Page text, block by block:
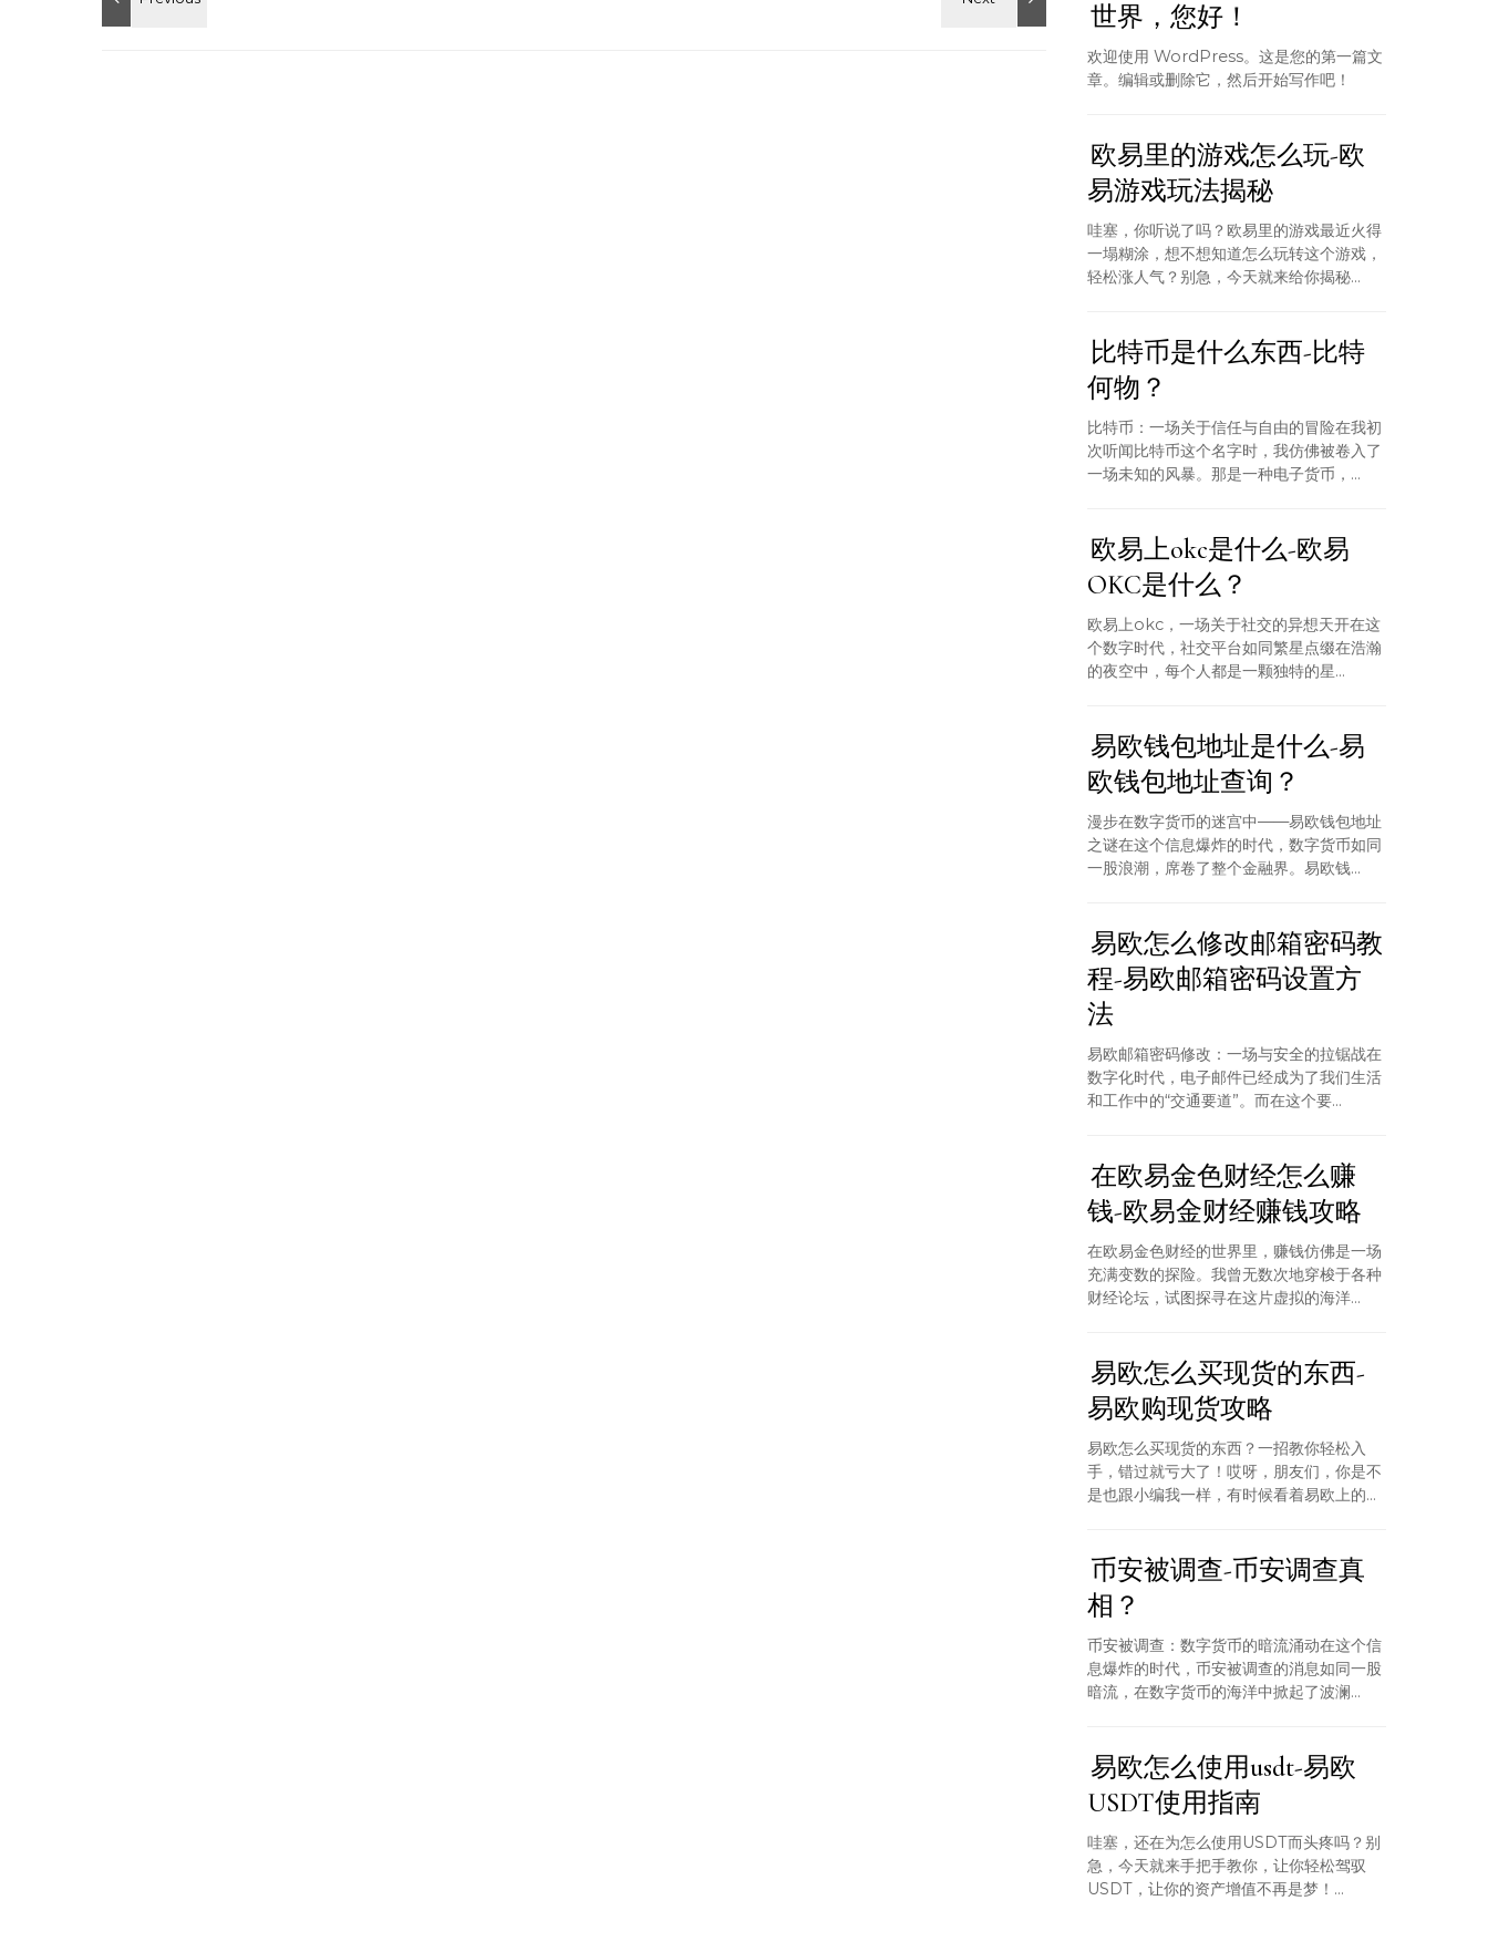
世界，您好！
欢迎使用 WordPress。这是您的第一篇文
章。编辑或删除它，然后开始写作吧！
欧易里的游戏怎么玩-欧
易游戏玩法揭秘
哇塞，你听说了吗？欧易里的游戏最近火得
一塌糊涂，想不想知道怎么玩转这个游戏，
轻松涨人气？别急，今天就来给你揭秘...
比特币是什么东西-比特
何物？
比特币：一场关于信任与自由的冒险在我初
次听闻比特币这个名字时，我仿佛被卷入了
一场未知的风暴。那是一种电子货币，...
欧易上okc是什么-欧易
OKC是什么？
欧易上okc，一场关于社交的异想天开在这
个数字时代，社交平台如同繁星点缀在浩瀚
的夜空中，每个人都是一颗独特的星...
易欧钱包地址是什么-易
欧钱包地址查询？
漫步在数字货币的迷宫中——易欧钱包地址
之谜在这个信息爆炸的时代，数字货币如同
一股浪潮，席卷了整个金融界。易欧钱...
易欧怎么修改邮箱密码教
程-易欧邮箱密码设置方
法
易欧邮箱密码修改：一场与安全的拉锯战在
数字化时代，电子邮件已经成为了我们生活
和工作中的“交通要道”。而在这个要...
在欧易金色财经怎么赚
钱-欧易金财经赚钱攻略
在欧易金色财经的世界里，赚钱仿佛是一场
充满变数的探险。我曾无数次地穿梭于各种
财经论坛，试图探寻在这片虚拟的海洋...
易欧怎么买现货的东西-
易欧购现货攻略
易欧怎么买现货的东西？一招教你轻松入
手，错过就亏大了！哎呀，朋友们，你是不
是也跟小编我一样，有时候看着易欧上的...
币安被调查-币安调查真
相？
币安被调查：数字货币的暗流涌动在这个信
息爆炸的时代，币安被调查的消息如同一股
暗流，在数字货币的海洋中掀起了波澜...
易欧怎么使用usdt-易欧
USDT使用指南
哇塞，还在为怎么使用USDT而头疼吗？别
急，今天就来手把手教你，让你轻松驾驭
USDT，让你的资产增值不再是梦！...